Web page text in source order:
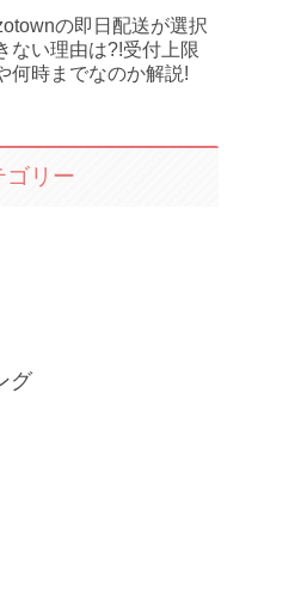
の即日配送が選択
ない理由は?!受付上限
何時までなのか解説!
ゴリー
グ